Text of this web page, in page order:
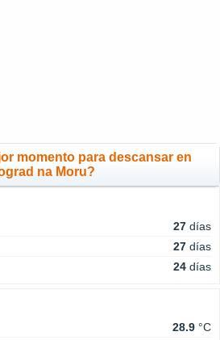
momento para descansar en
na Moru?
27 días
27 días
24 días
28.9 °C